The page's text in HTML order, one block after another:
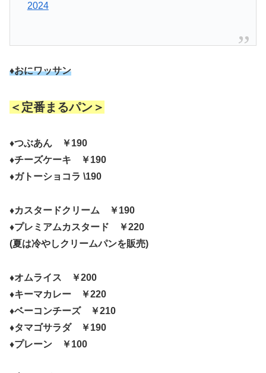
2024
♦おにワッサン
＜定番まるパン＞
♦つぶあん ￥190
♦チーズケーキ ￥190
♦ガトーショコラ \190
♦カスタードクリーム ￥190
♦プレミアムカスタード ￥220
(夏は冷やしクリームパンを販売)
♦オムライス ￥200
♦キーマカレー ￥220
♦ベーコンチーズ ￥210
♦タマゴサラダ ￥190
♦プレーン ￥100